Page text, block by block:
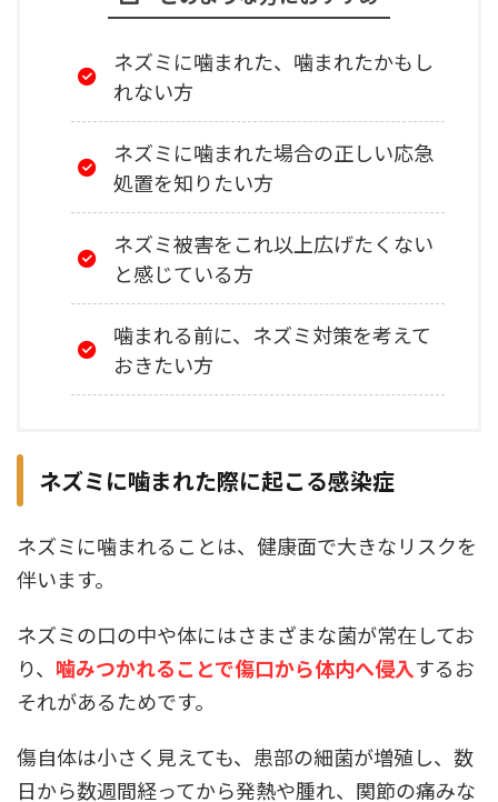
ネズミに噛まれた、噛まれたかもし
れない方
ネズミに噛まれた場合の正しい応急
処置を知りたい方
ネズミ被害をこれ以上広げたくない
と感じている方
噛まれる前に、ネズミ対策を考えて
おきたい方
ネズミに噛まれた際に起こる感染症
ネズミに噛まれることは、健康面で大きなリスクを
伴います。
ネズミの口の中や体にはさまざまな菌が常在してお
り、 噛みつかれることで傷口から体内へ侵入するお
それがあるためです。
傷自体は小さく見えても、患部の細菌が増殖し、数
日から数週間経ってから発熱や腫れ、関節の痛みな